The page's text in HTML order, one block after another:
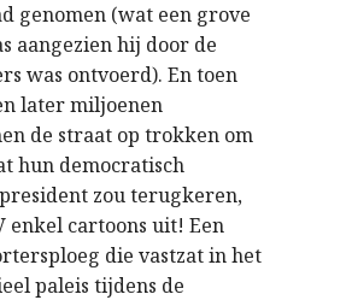
genomen (wat een grove
aangezien hij door de
was ontvoerd). En toen
later miljoenen
de straat op trokken om
hun democratisch
zou terugkeren,
enkel cartoons uit! Een
die vastzat in het
paleis tijdens de